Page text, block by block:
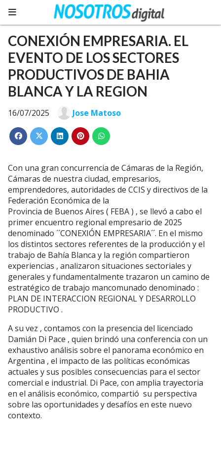
CONEXIÓN EMPRESARIA. EL
EVENTO DE LOS SECTORES
PRODUCTIVOS DE BAHIA
BLANCA Y LA REGION
16/07/2025 Jose Matoso
Con una gran concurrencia de Cámaras de la Región,
Cámaras de nuestra ciudad, empresarios,
emprendedores, autoridades de CCIS y directivos de la
Federación Económica de la
Provincia de Buenos Aires ( FEBA ) , se llevó a cabo el
primer encuentro regional empresario de 2025
denominado ´´CONEXIÓN EMPRESARIA´´. En el mismo
los distintos sectores referentes de la producción y el
trabajo de Bahía Blanca y la región compartieron
experiencias , analizaron situaciones sectoriales y
generales y fundamentalmente trazaron un camino de
estratégico de trabajo mancomunado denominado :
PLAN DE INTERACCION REGIONAL Y DESARROLLO
PRODUCTIVO .
A su vez , contamos con la presencia del licenciado
Damián Di Pace , quien brindó una conferencia con un
exhaustivo análisis sobre el panorama económico en
Argentina , el impacto de las políticas económicas
actuales y sus posibles consecuencias para el sector
comercial e industrial. Di Pace, con amplia trayectoria
en el análisis económico, compartió su perspectiva
sobre las oportunidades y desafíos en este nuevo
contexto.